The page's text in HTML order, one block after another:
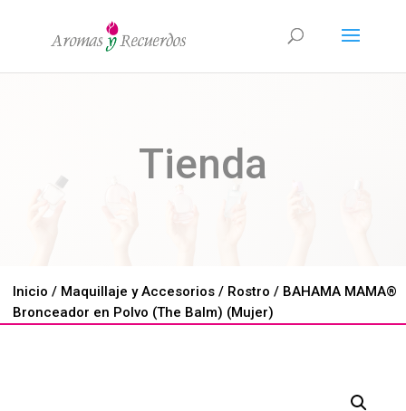
Tienda
Inicio / Maquillaje y Accesorios / Rostro / BAHAMA MAMA®
Bronceador en Polvo (The Balm) (Mujer)